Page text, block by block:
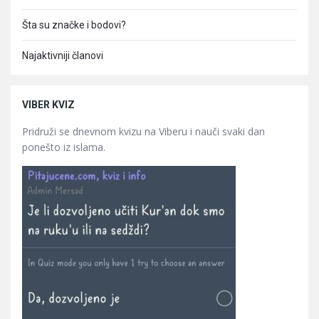
Šta su značke i bodovi?
Najaktivniji članovi
VIBER KVIZ
Pridruži se dnevnom kvizu na Viberu i nauči svaki dan
ponešto iz islama.